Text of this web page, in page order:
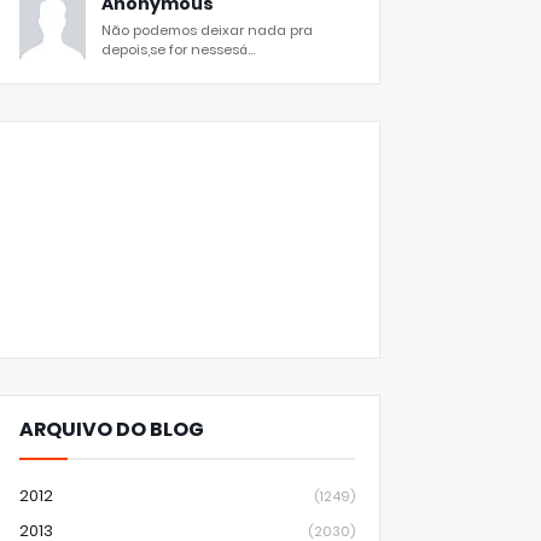
Não podemos deixar nada pra
depois,se for nessesá...
ARQUIVO DO BLOG
2012 (1249)
2013 (2030)